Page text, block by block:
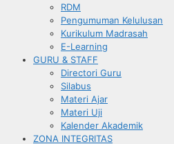
RDM
Pengumuman Kelulusan
Kurikulum Madrasah
E-Learning
GURU & STAFF
Directori Guru
Silabus
Materi Ajar
Materi Uji
Kalender Akademik
ZONA INTEGRITAS